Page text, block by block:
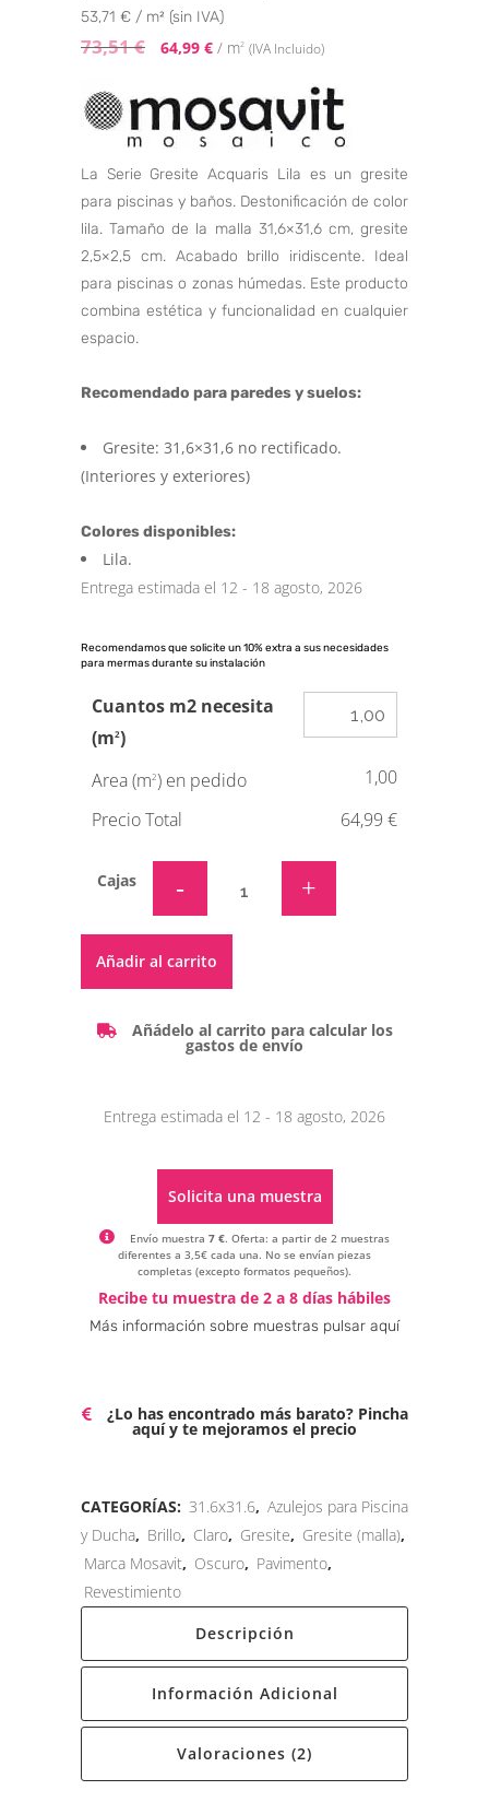
base a
valoraciones
53,71 € / m² (sin IVA)
73,51€ 64,99 € / m2 (IVA Incluido)
La Serie Gresite Acquaris Lila es un gresite
para piscinas y baños. Destonificación de color
lila. Tamaño de la malla 31,6×31,6 cm, gresite
2,5×2,5 cm. Acabado brillo iridiscente. Ideal
para piscinas o zonas húmedas. Este producto
combina estética y funcionalidad en cualquier
espacio.
Recomendado para paredes y suelos:
Gresite: 31,6×31,6 no rectificado.
(Interiores y exteriores)
Colores disponibles:
Lila.
Entrega estimada el 12 - 18 agosto, 2026
Recomendamos que solicite un 10% extra a sus necesidades
para mermas durante su instalación
Cuantos m2 necesita
(m2)
Area (m2) en pedido
1,00
Precio Total
64,99 €
Cajas
Añadir al carrito
Añádelo al carrito para calcular los
gastos de envío
Entrega estimada el 12 - 18 agosto, 2026
Solicita una muestra
Envío muestra 7 €. Oferta: a partir de 2 muestras
diferentes a 3,5€ cada una. No se envían piezas
completas (excepto formatos pequeños).
Alternative:
Recibe tu muestra de 2 a 8 días hábiles
Más información sobre muestras pulsar aquí
¿Lo has encontrado más barato? Pincha
aquí y te mejoramos el precio
CATEGORÍAS: 31.6x31.6, Azulejos para Piscina
y Ducha, Brillo, Claro, Gresite, Gresite (malla),
Marca Mosavit, Oscuro, Pavimento,
Revestimiento
Descripción
Información Adicional
Valoraciones (2)